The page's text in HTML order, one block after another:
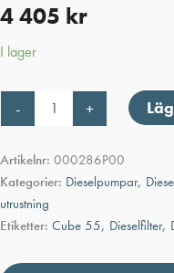
4 405 kr
I lager
-
230V
Piusi
Panther
56L
mängd
+
Artikelnr: 000286P00
Kategorier: Dieselpumpar,
utrustning
Etiketter: Cube 55, Dieselfilter,